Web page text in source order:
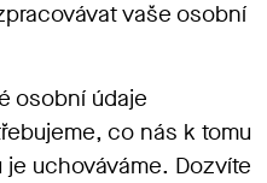
vaše osobní
osobní údaje
co nás k tomu
je uchováváme. Dozvíte